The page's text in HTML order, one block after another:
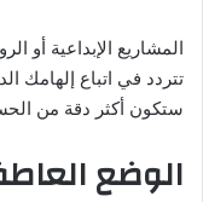
المشاريع الإبداعية أو
تتردد في اتباع إلهامك
ستكون أكثر دقة من
الوضع